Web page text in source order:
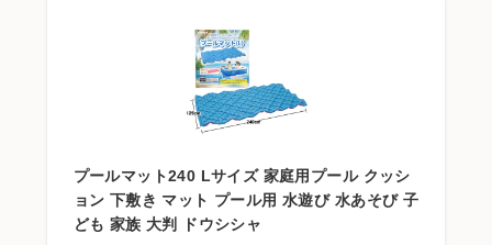
プールマット240 Lサイズ 家庭用プール クッシ
ョン 下敷き マット プール用 水遊び 水あそび 子
ども 家族 大判 ドウシシャ